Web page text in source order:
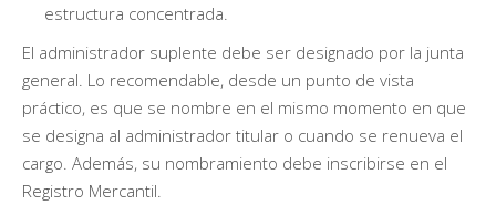
estructura concentrada.
El administrador suplente debe ser designado por la junta
general. Lo recomendable, desde un punto de vista
práctico, es que se nombre en el mismo momento en que
se designa al administrador titular o cuando se renueva el
cargo. Además, su nombramiento debe inscribirse en el
Registro Mercantil.